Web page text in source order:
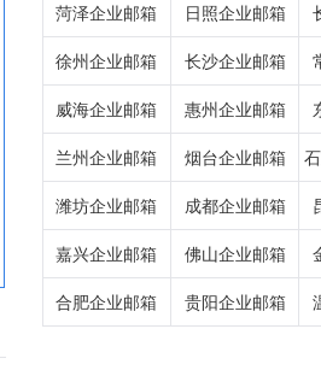
菏泽企业邮箱 日照企业邮箱
徐州企业邮箱 长沙企业邮箱
威海企业邮箱 惠州企业邮箱
兰州企业邮箱 烟台企业邮箱
潍坊企业邮箱 成都企业邮箱
嘉兴企业邮箱 佛山企业邮箱
合肥企业邮箱 贵阳企业邮箱